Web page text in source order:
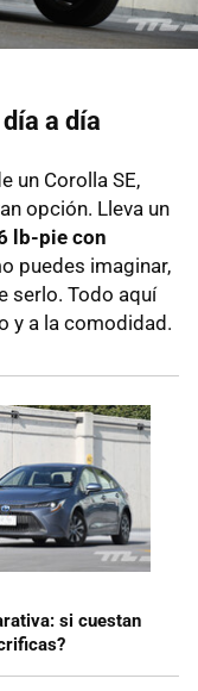
a día
un Corolla SE,
opción. Lleva un
lb-pie con
puedes imaginar,
serlo. Todo aquí
y a la comodidad.
si cuestan